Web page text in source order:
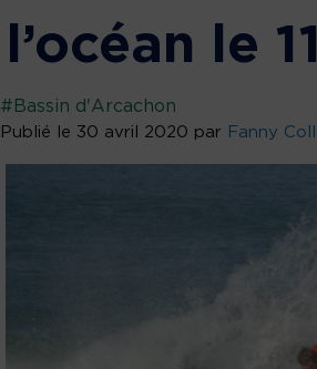
l’océan le
#Bassin d'Arcachon
Publié le 30 avril 2020 par Fanny